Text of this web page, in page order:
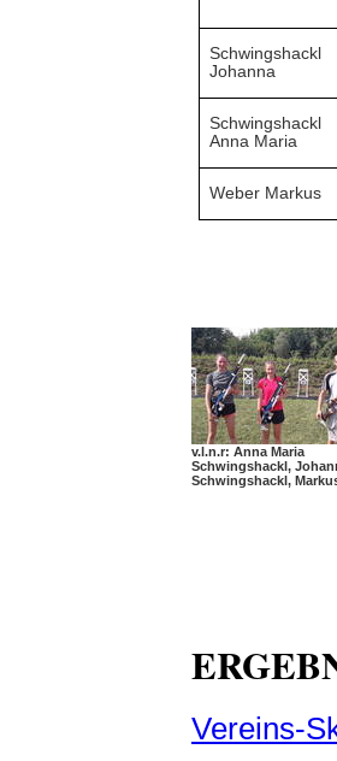
Schwingshackl
Johanna
Schwingshackl
Anna Maria
Weber Markus
v.l.n.r: Anna Maria
Schwingshackl,
Schwingshackl,
Vereins-